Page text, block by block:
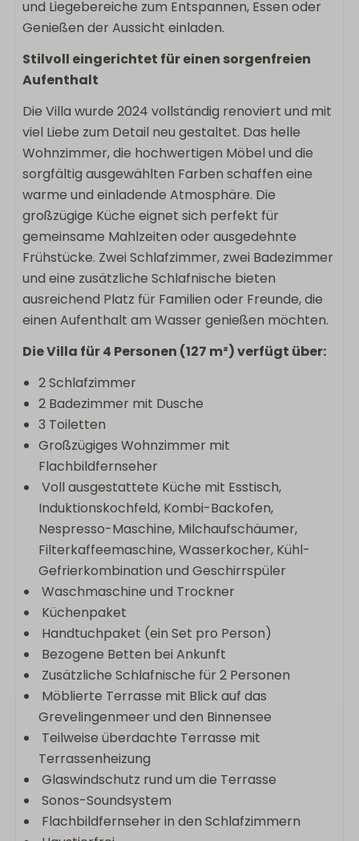
Fernseher im Schlafzimmer
Kinderfreundlich
Kinderhochstuhl
Lage Unterkunft
Panoramisch uitzicht
Privatsphäre
Freistehende Unterkunft im Ferienpark
Weiteres
Tresor
und Liegebereiche zum Entspannen, Essen oder
Genießen der Aussicht einladen.
Stilvoll eingerichtet für einen sorgenfreien
Aufenthalt
Die Villa wurde 2024 vollständig renoviert und mit
viel Liebe zum Detail neu gestaltet. Das helle
Wohnzimmer, die hochwertigen Möbel und die
sorgfältig ausgewählten Farben schaffen eine
warme und einladende Atmosphäre. Die
großzügige Küche eignet sich perfekt für
gemeinsame Mahlzeiten oder ausgedehnte
Frühstücke. Zwei Schlafzimmer, zwei Badezimmer
und eine zusätzliche Schlafnische bieten
ausreichend Platz für Familien oder Freunde, die
einen Aufenthalt am Wasser genießen möchten.
Die Villa für 4 Personen (127 m²) verfügt über:
2 Schlafzimmer
2 Badezimmer mit Dusche
3 Toiletten
Großzügiges Wohnzimmer mit
Flachbildfernseher
Voll ausgestattete Küche mit Esstisch,
Induktionskochfeld, Kombi-Backofen,
Nespresso-Maschine, Milchaufschäumer,
Filterkaffeemaschine, Wasserkocher, Kühl-
Gefrierkombination und Geschirrspüler
Waschmaschine und Trockner
Küchenpaket
Handtuchpaket (ein Set pro Person)
Bezogene Betten bei Ankunft
Zusätzliche Schlafnische für 2 Personen
Möblierte Terrasse mit Blick auf das
Grevelingenmeer und den Binnensee
Teilweise überdachte Terrasse mit
Terrassenheizung
Glaswindschutz rund um die Terrasse
Sonos-Soundsystem
Flachbildfernseher in den Schlafzimmern